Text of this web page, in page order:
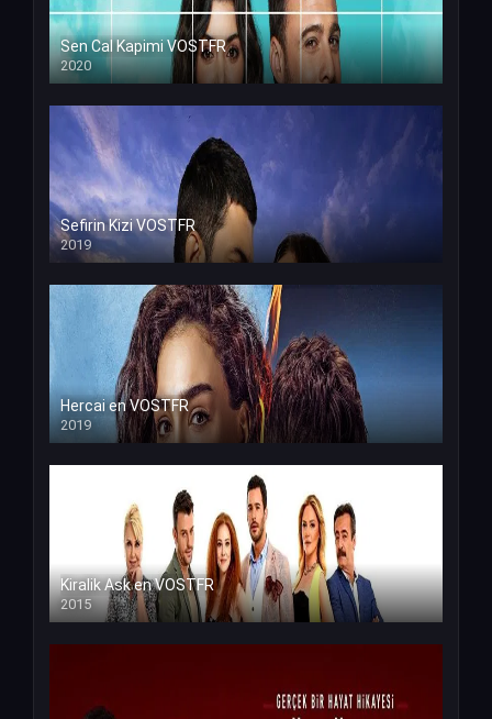
Sen Cal Kapimi VOSTFR
2020
Sefirin Kizi VOSTFR
2019
Hercai en VOSTFR
2019
Kiralik Ask en VOSTFR
2015